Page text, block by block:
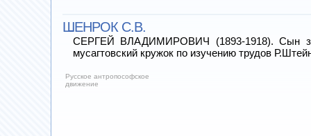
ШЕНРОК С.В.
СЕРГЕЙ ВЛАДИМИРОВИЧ (1893-1918). Сын
мусагтовский кружок по изучению трудов
Русское антропософское
движение